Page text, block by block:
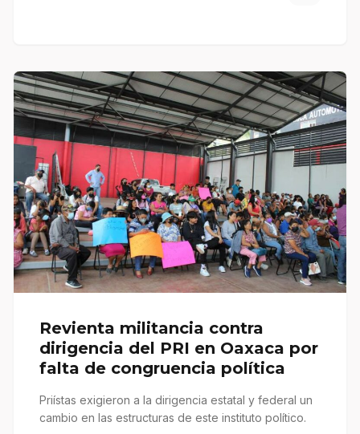
Revienta militancia contra
dirigencia del PRI en Oaxaca por
falta de congruencia política
Priístas exigieron a la dirigencia estatal y federal un
cambio en las estructuras de este instituto político.